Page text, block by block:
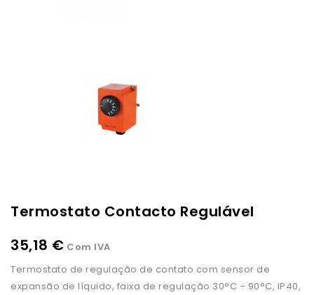
Termostato Contacto Regulável
35,18 € Com IVA
Termostato de regulação de contato com sensor de
expansão de líquido, faixa de regulação 30°C ÷ 90°C, IP40,